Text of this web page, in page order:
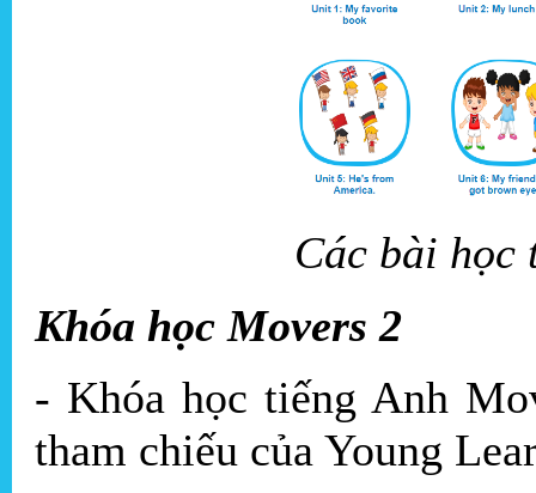
Các bài
Khóa học Movers 2
- Khóa học tiếng Anh
tham chiếu của Young